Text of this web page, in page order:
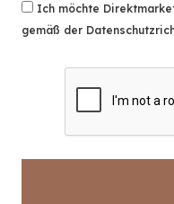
Ich möchte
gemäß der